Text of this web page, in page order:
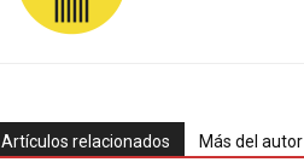
Artículos relacionados Más del autor